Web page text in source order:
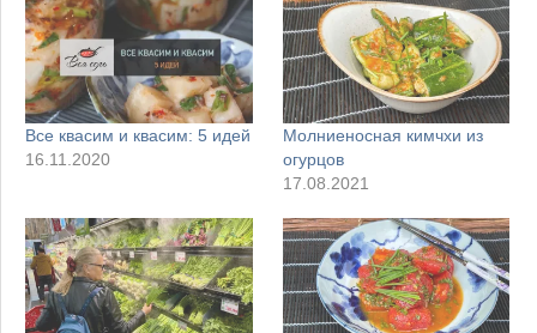
Все квасим и квасим: 5 идей
16.11.2020
Молниеносная кимчхи из
огурцов
17.08.2021